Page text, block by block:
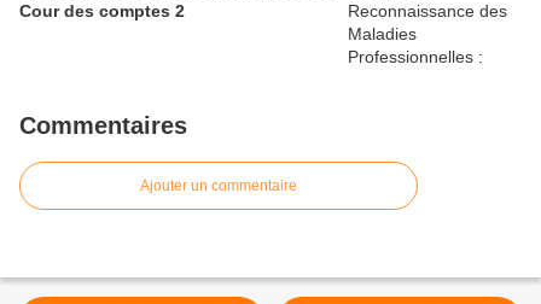
Cour des comptes 2
Commentaires
Ajouter un commentaire